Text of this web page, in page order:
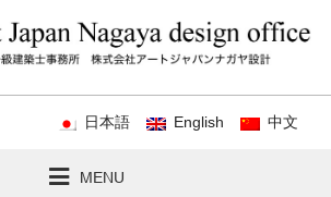
日本語 English 中文
MENU